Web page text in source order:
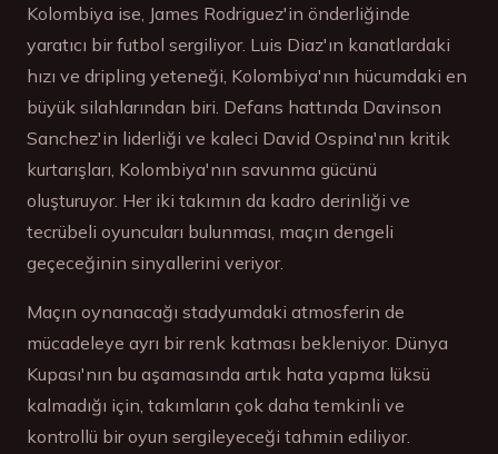
Kolombiya ise, James Rodriguez'in önderliğinde
yaratıcı bir futbol sergiliyor. Luis Diaz'ın kanatlardaki
hızı ve dripling yeteneği, Kolombiya'nın hücumdaki en
büyük silahlarından biri. Defans hattında Davinson
Sanchez'in liderliği ve kaleci David Ospina'nın kritik
kurtarışları, Kolombiya'nın savunma gücünü
oluşturuyor. Her iki takımın da kadro derinliği ve
tecrübeli oyuncuları bulunması, maçın dengeli
geçeceğinin sinyallerini veriyor.
Maçın oynanacağı stadyumdaki atmosferin de
mücadeleye ayrı bir renk katması bekleniyor. Dünya
Kupası'nın bu aşamasında artık hata yapma lüksü
kalmadığı için, takımların çok daha temkinli ve
kontrollü bir oyun sergileyeceği tahmin ediliyor.